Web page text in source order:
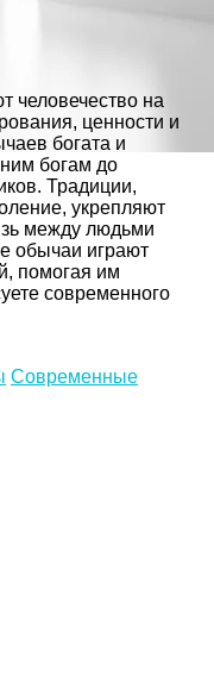
человечество на
ценности и
богата и
богам до
Традиции,
укрепляют
между людьми
обычаи играют
помогая им
современного
Современные